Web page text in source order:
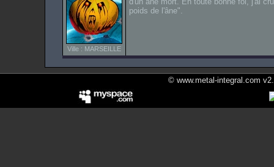
Ville : MARSEILLE
poids de l'âne".
© www.metal-integral.com